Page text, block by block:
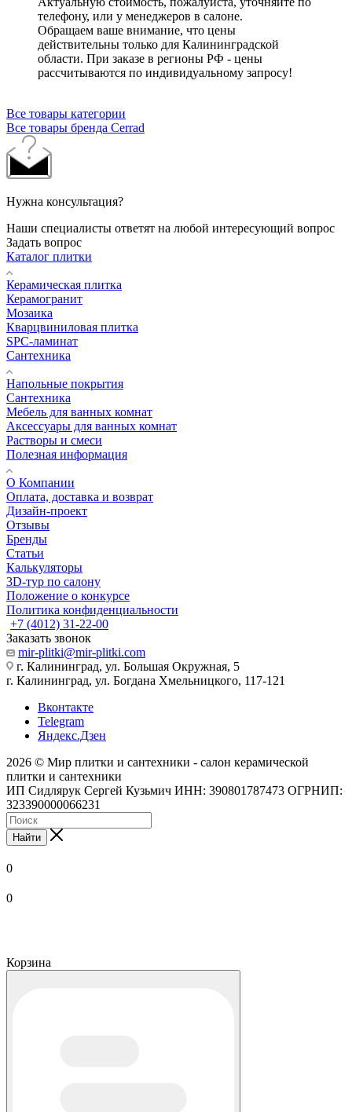
телефону, или у менеджеров в салоне.
Обращаем ваше внимание, что цены
действительны только для Калининградской
области. При заказе в регионы РФ - цены
рассчитываются по индивидуальному запросу!
Все товары категории
Все товары бренда Cerrad
Нужна консультация?
Наши специалисты ответят на любой интересующий вопрос
Задать вопрос
Каталог плитки
Керамическая плитка
Керамогранит
Мозаика
Кварцвиниловая плитка
SPC-ламинат
Сантехника
Напольные покрытия
Сантехника
Мебель для ванных комнат
Аксессуары для ванных комнат
Растворы и смеси
Полезная информация
О Компании
Оплата, доставка и возврат
Дизайн-проект
Отзывы
Бренды
Статьи
Калькуляторы
3D-тур по салону
Положение о конкурсе
Политика конфиденциальности
+7 (4012) 31-22-00
Заказать звонок
mir-plitki@mir-plitki.com
г. Калининград, ул. Большая Окружная, 5
г. Калининград, ул. Богдана Хмельницкого, 117-121
Вконтакте
Telegram
Яндекс.Дзен
2026 © Мир плитки и сантехники - салон керамической
плитки и сантехники
ИП Сидлярук Сергей Кузьмич ИНН: 390801787473 ОГРНИП:
323390000066231
Найти
0
0
Корзина